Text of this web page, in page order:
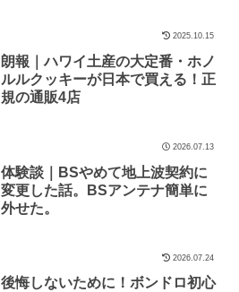
2025.10.15
朗報｜ハワイ土産の大定番・ホノ
ルルクッキーが日本で買える！正
規の通販4店
2026.07.13
体験談｜BSやめて地上波契約に
変更した話。BSアンテナ簡単に
外せた。
2026.07.24
後悔しないために！ボンドロ初心